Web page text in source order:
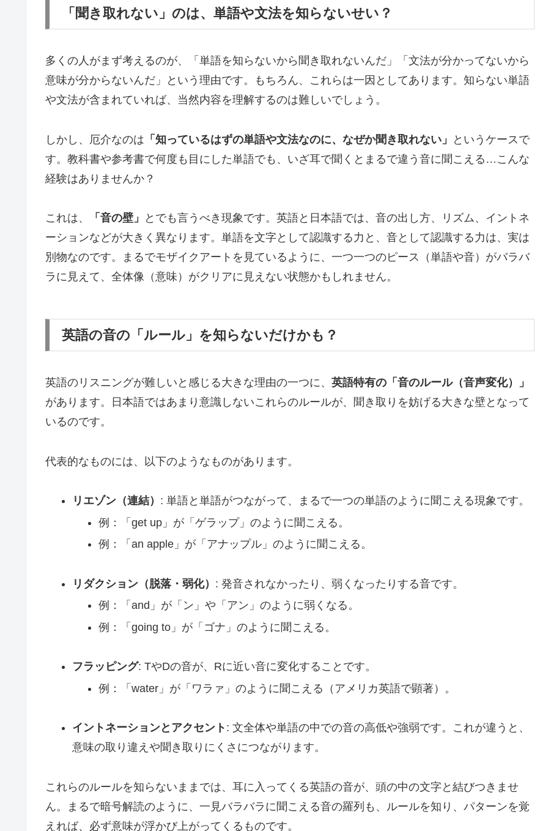
「聞き取れない」のは、単語や文法を知らないせい？
多くの人がまず考えるのが、「単語を知らないから聞き取れないんだ」「文法が分かってないから
意味が分からないんだ」という理由です。もちろん、これらは一因としてあります。知らない単語
や文法が含まれていれば、当然内容を理解するのは難しいでしょう。
しかし、厄介なのは 「知っているはずの単語や文法なのに、なぜか聞き取れない」
というケースで
す。教科書や参考書で何度も目にした単語でも、いざ耳で聞くとまるで違う音に聞こえる…こんな
経験はありませんか？
これは、 「音の壁」
とでも言うべき現象です。英語と日本語では、音の出し方、リズム、イントネ
ーションなどが大きく異なります。単語を文字として認識する力と、音として認識する力は、実は
別物なのです。まるでモザイクアートを見ているように、一つ一つのピース（単語や音）がバラバ
ラに見えて、全体像（意味）がクリアに見えない状態かもしれません。
英語の音の「ルール」を知らないだけかも？
英語のリスニングが難しいと感じる大きな理由の一つに、 英語特有の「音のルール（音声変化）」
があります。日本語ではあまり意識しないこれらのルールが、聞き取りを妨げる大きな壁となって
いるのです。
代表的なものには、以下のようなものがあります。
リエゾン（連結） : 単語と単語がつながって、まるで一つの単語のように聞こえる現象です。
例：「get up」が「ゲラップ」のように聞こえる。
例：「an apple」が「アナップル」のように聞こえる。
リダクション（脱落・弱化） : 発音されなかったり、弱くなったりする音です。
例：「and」が「ン」や「アン」のように弱くなる。
例：「going to」が「ゴナ」のように聞こえる。
フラッピング: TやDの音が、Rに近い音に変化することです。
例：「water」が「ワラァ」のように聞こえる（アメリカ英語で顕著）。
イントネーションとアクセント : 文全体や単語の中での音の高低や強弱です。これが違うと、
意味の取り違えや聞き取りにくさにつながります。
これらのルールを知らないままでは、耳に入ってくる英語の音が、頭の中の文字と結びつきませ
ん。まるで暗号解読のように、一見バラバラに聞こえる音の羅列も、ルールを知り、パターンを覚
えれば、必ず意味が浮かび上がってくるものです。